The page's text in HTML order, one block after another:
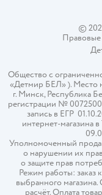
©
Правовые
Общество с
«Детмир БЕЛ» ). Место
г. Минск, Республика
регистрации №
запись в ЕГР
интернет-магазина
Уполномоченный
о нарушении их
о защите прав
Режим работы: заказ
выбранного
расчёт. Оплата